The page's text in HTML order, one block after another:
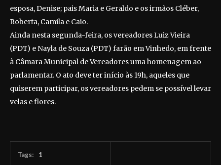
esposa, Denise; pais Maria e Geraldo e os irmãos Cléber,
Roberta, Camila e Caio.
Ainda nesta segunda-feira, os vereadores Luiz Vieira
(PDT) e Nayla de Souza (PDT) farão em Vinhedo, em frente
à Câmara Municipal de Vereadores uma homenagem ao
parlamentar. O ato deve ter início às 19h, aqueles que
quiserem participar, os vereadores pedem se possível levar
velas e flores.
Tags: 1